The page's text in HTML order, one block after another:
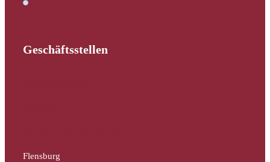
Geschäftsstellen
Flensburg